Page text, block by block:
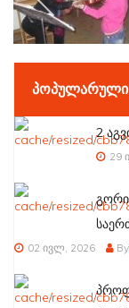
ᲞᲝᲞᲣᲚᲐᲠᲣᲚᲘ
2
29
02 ივლ, 2026 By